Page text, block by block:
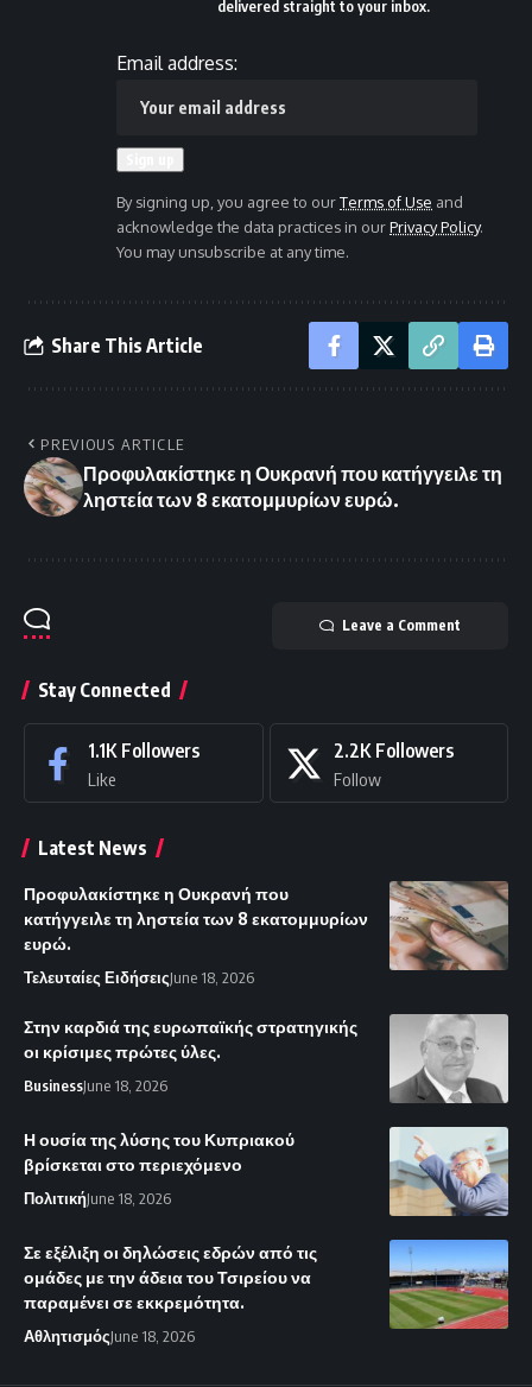
delivered straight to your inbox.
Email address:
By signing up, you agree to ourTerms of Use and
acknowledge the data practices in ourPrivacy Policy.
You may unsubscribe at any time.
Share This Article
PREVIOUS ARTICLE
Προφυλακίστηκε η Ουκρανή που κατήγγειλε τη
ληστεία των 8 εκατομμυρίων ευρώ.
Leave a Comment
Stay Connected
1.1K Followers
Like
2.2K Followers
Follow
Latest News
Προφυλακίστηκε η Ουκρανή που
κατήγγειλε τη ληστεία των 8 εκατομμυρίων
ευρώ.
Τελευταίες ΕιδήσειςJune 18, 2026
Στην καρδιά της ευρωπαϊκής στρατηγικής
οι κρίσιμες πρώτες ύλες.
BusinessJune 18, 2026
Η ουσία της λύσης του Κυπριακού
βρίσκεται στο περιεχόμενο
ΠολιτικήJune 18, 2026
Σε εξέλιξη οι δηλώσεις εδρών από τις
ομάδες με την άδεια του Τσιρείου να
παραμένει σε εκκρεμότητα.
ΑθλητισμόςJune 18, 2026